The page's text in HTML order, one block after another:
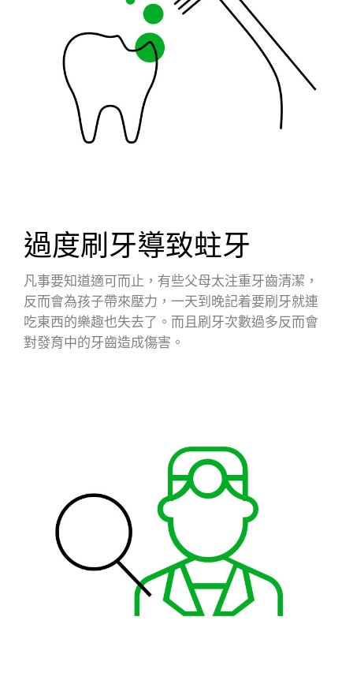
過度刷牙導致蛀牙
凡事要知道適可而止，有些父母太注重牙齒清潔，
反而會為孩子帶來壓力，一天到晚記着要刷牙就連
吃東西的樂趣也失去了。而且刷牙次數過多反而會
對發育中的牙齒造成傷害。